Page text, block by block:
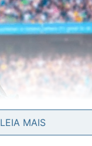
LEIA MAIS